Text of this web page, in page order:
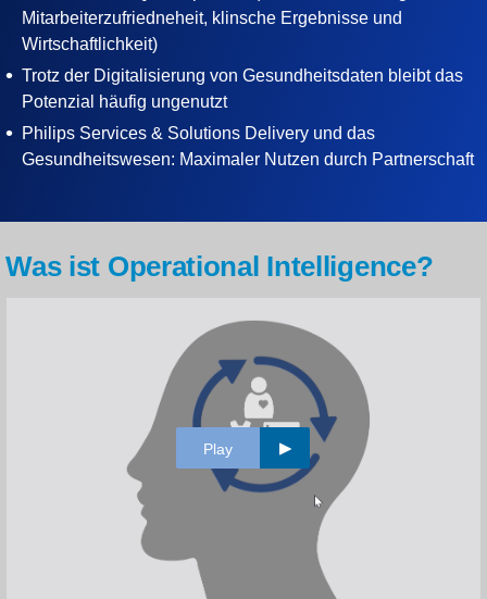
Mitarbeiterzufriedneheit, klinsche Ergebnisse und
Wirtschaftlichkeit)
Trotz der Digitalisierung von Gesundheitsdaten bleibt das
Potenzial häufig ungenutzt
Philips Services & Solutions Delivery und das
Gesundheitswesen: Maximaler Nutzen durch Partnerschaft
Was ist Operational Intelligence?
Play